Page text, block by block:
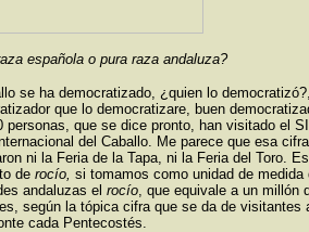
española o pura raza andaluza?
se ha democratizado, ¿quien lo
que lo democratizare, buen
personas, que se dice pronto, han visitado el
del Caballo. Me parece que esa
ni la Feria de la Tapa, ni la Feria del Toro.
de rocío, si tomamos como unidad de medida
andaluzas el rocío, que equivale a un millón
según la tópica cifra que se da de visitantes
cada Pentecostés.